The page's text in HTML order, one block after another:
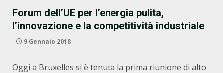
Forum dell’UE per l’energia pulita,
l’innovazione e la competitività industriale
9 Gennaio 2018
Oggi a Bruxelles si è tenuta la prima riunione di alto